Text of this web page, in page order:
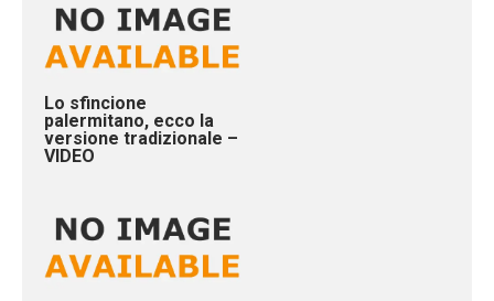
Lo sfincione
palermitano, ecco la
versione tradizionale –
VIDEO